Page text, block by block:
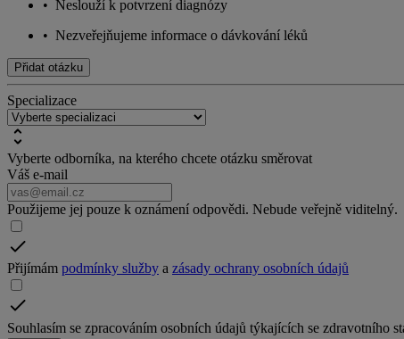
• Neslouží k potvrzení diagnózy
• Nezveřejňujeme informace o dávkování léků
Přidat otázku
Specializace
Vyberte odborníka, na kterého chcete otázku směrovat
Váš e-mail
Použijeme jej pouze k oznámení odpovědi. Nebude veřejně viditelný.
Přijímám podmínky služby a zásady ochrany osobních údajů
Souhlasím se zpracováním osobních údajů týkajících se zdravotního